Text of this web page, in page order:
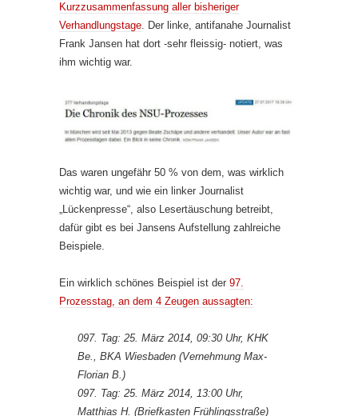
Kurzzusammenfassung aller bisheriger
Verhandlungstage. Der linke, antifanahe Journalist
Frank Jansen hat dort -sehr fleissig- notiert, was
ihm wichtig war.
Das waren ungefähr 50 % von dem, was wirklich
wichtig war, und wie ein linker Journalist
„Lückenpresse“, also Lesertäuschung betreibt,
dafür gibt es bei Jansens Aufstellung zahlreiche
Beispiele.
Ein wirklich schönes Beispiel ist der 97.
Prozesstag, an dem 4 Zeugen aussagten:
097. Tag: 25. März 2014, 09:30 Uhr, KHK
Be., BKA Wiesbaden (Vernehmung Max-
Florian B.)
097. Tag: 25. März 2014, 13:00 Uhr,
Matthias H. (Briefkasten Frühlingsstraße)